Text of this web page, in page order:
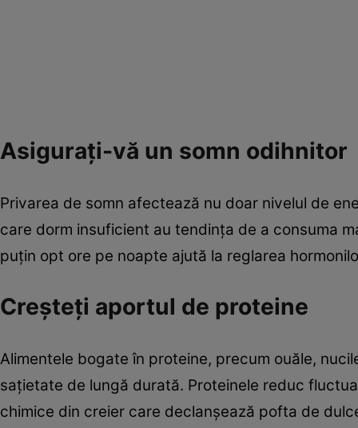
Asigurați-vă un somn odihnitor
Privarea de somn afectează nu doar nivelul de
care dorm insuficient au tendința de a consuma
puțin opt ore pe noapte ajută la reglarea
Creșteți aportul de proteine
Alimentele bogate în proteine, precum ouăle,
sațietate de lungă durată. Proteinele reduc
chimice din creier care declanșează pofta de